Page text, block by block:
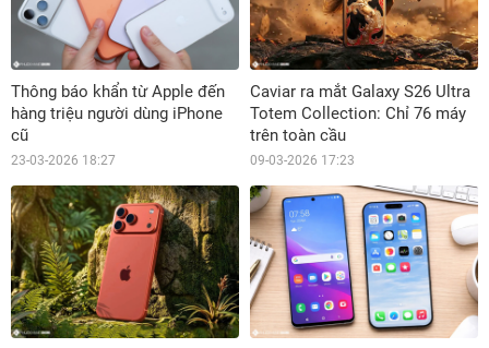
Thông báo khẩn từ Apple đến
hàng triệu người dùng iPhone
cũ
23-03-2026 18:27
Caviar ra mắt Galaxy S26 Ultra
Totem Collection: Chỉ 76 máy
trên toàn cầu
09-03-2026 17:23